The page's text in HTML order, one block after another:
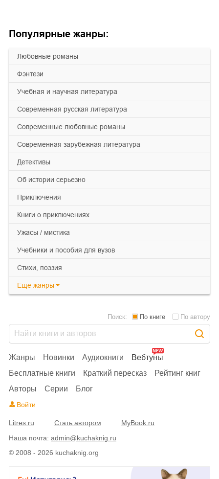
Популярные жанры:
любовные романы
фэнтези
учебная и научная литература
современная русская литература
современные любовные романы
современная зарубежная литература
детективы
об истории серьезно
приключения
книги о приключениях
ужасы / мистика
учебники и пособия для вузов
cтихи, поэзия
Еще жанры
© 2008 - 2026 kuchaknig.org
Жанры Новинки Аудиокниги
Вебтуны
Бесплатные книги
Краткий пересказ
Рейтинг книг
Авторы
Серии Блог
Поиск: По книге По автору
Войти
Litres.ru Стать автором
MyBook.ru
Наша почта: admin@kuchaknig.ru